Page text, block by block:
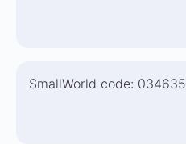
SmallWorld code: 034635